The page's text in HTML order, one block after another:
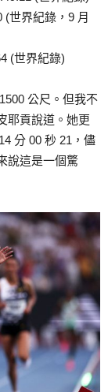
(世界紀錄，9 月
(世界紀錄)
公尺。但我不
耶貢說道。她更
分 00 秒 21，儘
說這是一個驚